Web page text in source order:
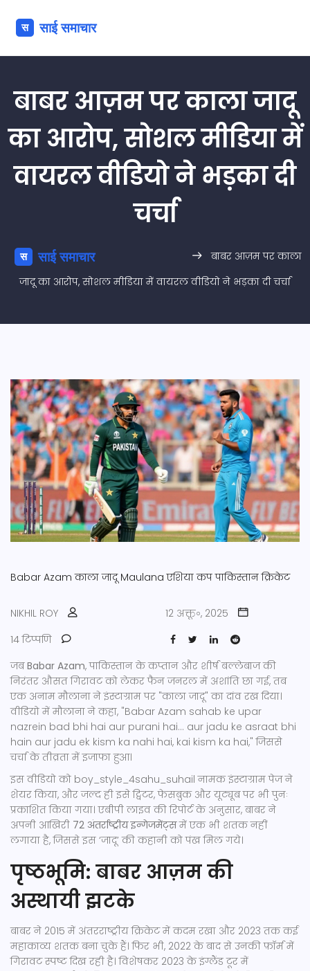
बाबर आज़म पर काला जादू
का आरोप, सोशल मीडिया में
वायरल वीडियो ने भड़का दी
चर्चा
बाबर आज़म पर काला
जादू का आरोप, सोशल मीडिया में वायरल वीडियो ने भड़का दी चर्चा
Babar Azam काला जादू Maulana एशिया कप पाकिस्तान क्रिकेट
NIKHIL ROY
12 अक्तू॰, 2025
14 टिप्पणि
जबBabar Azam,पाकिस्तान के कप्तान और शीर्ष बल्लेबाजकी
निरंतर औसत गिरावट को लेकर फैन जनरल में अशांति छा गई, तब
एक अनाममौलानाने इंस्टाग्राम पर "काला जादू" का दांव रख दिया।
वीडियो में मौलाना ने कहा, "Babar Azam sahab ke upar
nazrein bad bhi hai aur purani hai… aur jadu ke asraat bhi
hain aur jadu ek kism ka nahi hai, kai kism ka hai," जिससे
चर्चा के तीव्रता में इजाफा हुआ।
इस वीडियो को boy_style_4sahu_suhail नामक इंस्टाग्राम पेज ने
शेयर किया, और जल्द ही इसे ट्विटर, फेसबुक और यूट्यूब पर भी पुनः
प्रकाशित किया गया। एबीपी लाइव की रिपोर्ट के अनुसार, बाबर ने
अपनी आखिरी 72 अंतर्राष्ट्रीय इन्गेजमेंट्समें एक भी शतक नहीं
लगाया है, जिससे इस ‘जादू’ की कहानी को पंख मिल गये।
पृष्ठभूमि: बाबर आज़म की
अस्थायी झटके
बाबर ने 2015 में अंतरराष्ट्रीय क्रिकेट में कदम रखा और 2023 तक कई
महाकाव्य शतक बना चुके हैं। फिर भी, 2022 के बाद से उनकी फ़ॉर्म में
गिरावट स्पष्ट दिख रही है। विशेषकर 2023 के इंग्लैंड टूर में